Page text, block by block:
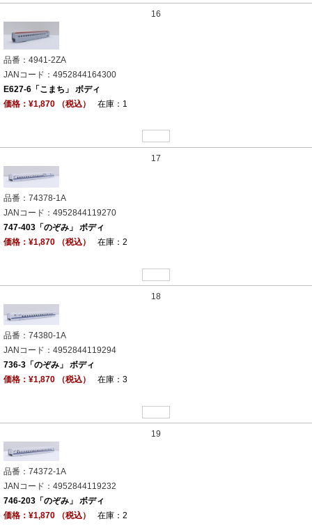
16
品番：4941-2ZA
JANコード：4952844164300
E627-6「こまち」 ボディ
価格：¥1,870 （税込）
在庫：1
17
品番：74378-1A
JANコード：4952844119270
747-403「のぞみ」 ボディ
価格：¥1,870 （税込）
在庫：2
18
品番：74380-1A
JANコード：4952844119294
736-3「のぞみ」 ボディ
価格：¥1,870 （税込）
在庫：3
19
品番：74372-1A
JANコード：4952844119232
746-203「のぞみ」 ボディ
価格：¥1,870 （税込）
在庫：2